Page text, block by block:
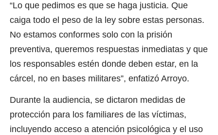
“Lo que pedimos es que se haga justicia. Que
caiga todo el peso de la ley sobre estas personas.
No estamos conformes solo con la prisión
preventiva, queremos respuestas inmediatas y que
los responsables estén donde deben estar, en la
cárcel, no en bases militares”, enfatizó Arroyo.
Durante la audiencia, se dictaron medidas de
protección para los familiares de las víctimas,
incluyendo acceso a atención psicológica y el uso